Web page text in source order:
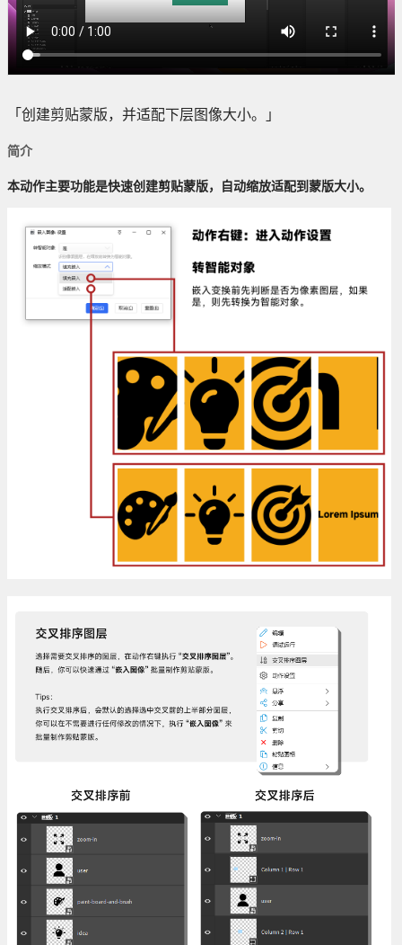
「创建剪贴蒙版，并适配下层图像大小。」
简介
本动作主要功能是快速创建剪贴蒙版，自动缩放适配到蒙版大小。